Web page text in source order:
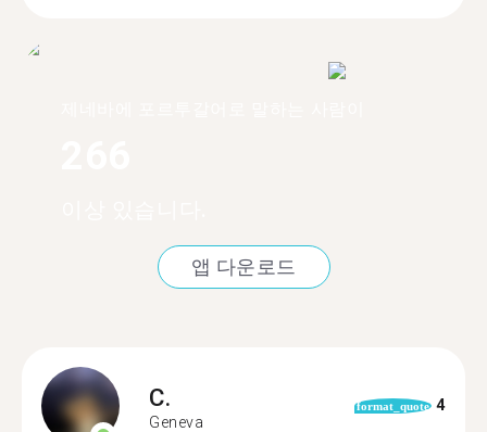
앱 다운로드
C.
Geneva
format_quote 4